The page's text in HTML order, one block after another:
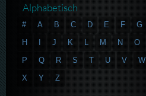
Alphabetisch
# A B C D E F
G
H
J K L M N
O
P
Q R S T U V
W
X
Y Z